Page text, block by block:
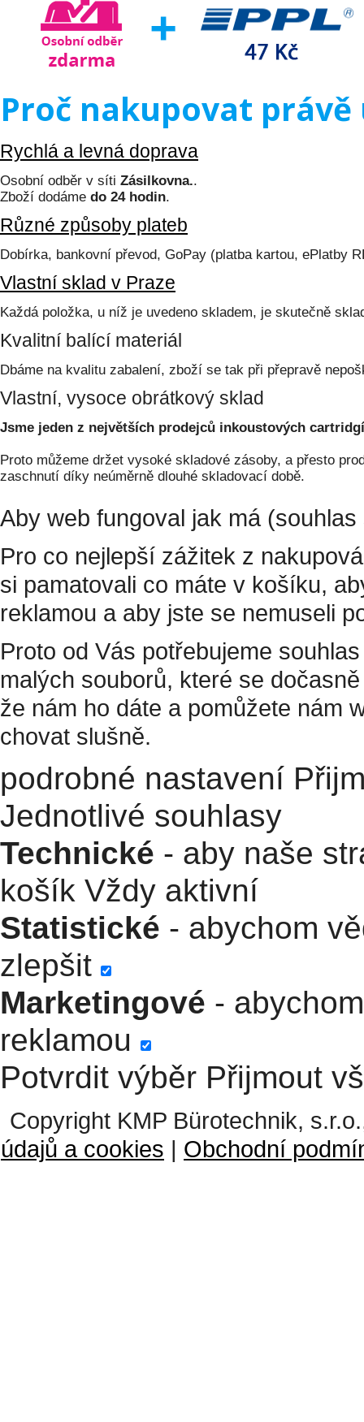
Proč nakupovat právě
Rychlá a levná doprava
Osobní odběr v síti Zásilkovna..
Zboží dodáme do 24 hodin.
Různé způsoby plateb
Dobírka, bankovní převod, GoPay (platba kartou, ePlatby
Vlastní sklad v Praze
Každá položka, u níž je uvedeno skladem, je skutečně
Kvalitní balící materiál
Dbáme na kvalitu zabalení, zboží se tak při přepravě
Vlastní, vysoce obrátkový sklad
Jsme jeden z největších prodejců inkoustových
Proto můžeme držet vysoké skladové zásoby, a přesto
zaschnutí díky neúměrně dlouhé skladovací době.
Aby web fungoval jak má
Pro co nejlepší zážitek z
si pamatovali co máte v košíku,
reklamou a aby jste se nemuseli
Proto od Vás potřebujeme
malých souborů, které se
že nám ho dáte a pomůžete nám
chovat slušně.
podrobné nastavení
Jednotlivé souhlasy
Technické - aby naše
košík Vždy aktivní
Statistické - abychom
zlepšit
Marketingové -
reklamou
Potvrdit výběr Přijmout
Copyright KMP Bürotechnik,
údajů a cookies | Obchodní